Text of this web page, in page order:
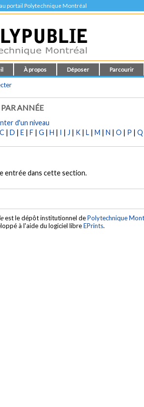
portail Polytechnique Montréal
À propos Déposer Parcourir
PAR ANNÉE
d'un niveau
C | D | E | F | G | H | I | J | K | L | M | N | O | P | Q
entrée dans cette section.
est le dépôt institutionnel dePolytechnique
à l'aide du logiciel libreEPrints.